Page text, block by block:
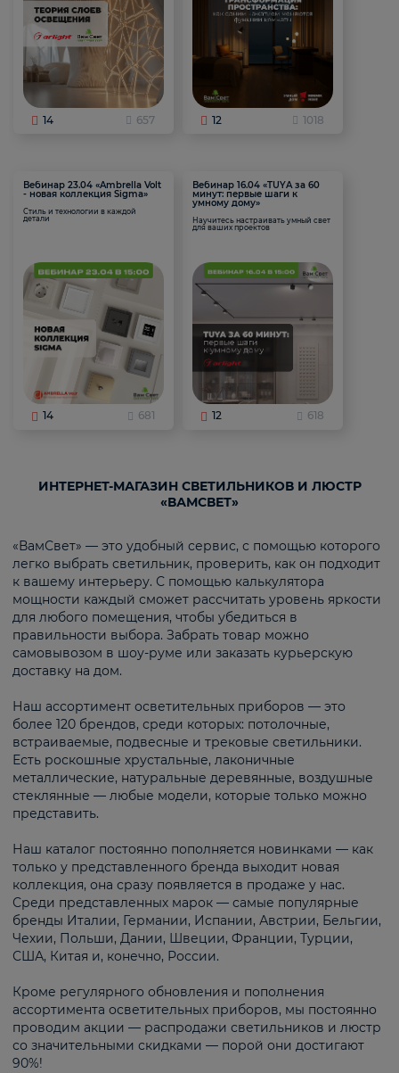
14 657 12 1018
Вебинар 23.04 «Ambrella Volt
- новая коллекция Sigma»
Стиль и технологии в каждой
детали
14 681
Вебинар 16.04 «TUYA за 60
минут: первые шаги к
умному дому»
Научитесь настраивать умный свет
для ваших проектов
12 618
ИНТЕРНЕТ-МАГАЗИН СВЕТИЛЬНИКОВ И ЛЮСТР
«ВАМСВЕТ»
«ВамСвет» — это удобный сервис, с помощью которого
легко выбрать светильник, проверить, как он подходит
к вашему интерьеру. С помощью калькулятора
мощности каждый сможет рассчитать уровень яркости
для любого помещения, чтобы убедиться в
правильности выбора. Забрать товар можно
самовывозом в шоу-руме или заказать курьерскую
доставку на дом.
Наш ассортимент осветительных приборов — это
более 120 брендов, среди которых: потолочные,
встраиваемые, подвесные и трековые светильники.
Есть роскошные хрустальные, лаконичные
металлические, натуральные деревянные, воздушные
стеклянные — любые модели, которые только можно
представить.
Наш каталог постоянно пополняется новинками — как
только у представленного бренда выходит новая
коллекция, она сразу появляется в продаже у нас.
Среди представленных марок — самые популярные
бренды Италии, Германии, Испании, Австрии, Бельгии,
Чехии, Польши, Дании, Швеции, Франции, Турции,
США, Китая и, конечно, России.
Кроме регулярного обновления и пополнения
ассортимента осветительных приборов, мы постоянно
проводим акции — распродажи светильников и люстр
со значительными скидками — порой они достигают
90%!